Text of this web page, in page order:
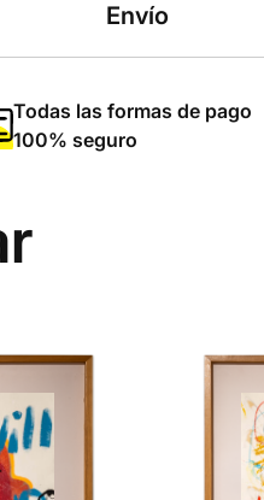
Envío
Todas las formas de pago
100% seguro